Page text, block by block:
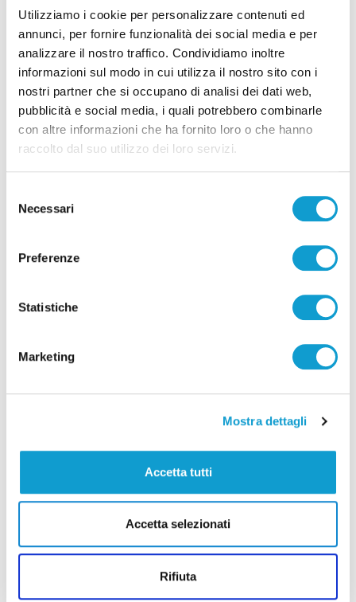
Utilizziamo i cookie per personalizzare contenuti ed
annunci, per fornire funzionalità dei social media e per
analizzare il nostro traffico. Condividiamo inoltre
informazioni sul modo in cui utilizza il nostro sito con i
nostri partner che si occupano di analisi dei dati web,
pubblicità e social media, i quali potrebbero combinarle
con altre informazioni che ha fornito loro o che hanno
raccolto dal suo utilizzo dei loro servizi.
delNecessari
Preferenze
Statistiche
Marketing
Mostra dettagli
Accetta tutti
Accetta selezionati
Rifiuta
05/08/2026